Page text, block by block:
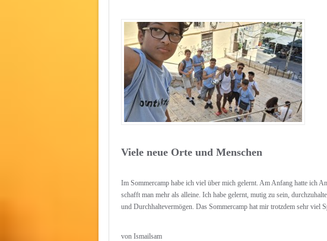
Viele neue Orte und Menschen
Im Sommercamp habe ich viel über mich gelernt. Am Anfang hatte ich
schafft man mehr als alleine. Ich habe gelernt, mutig zu sein,
und Durchhaltevermögen. Das Sommercamp hat mir trotzdem sehr viel
von Ismailsam